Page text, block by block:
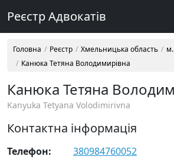
Реєстр Адвокатів
Головна Реєстр Хмельницька область
Канюка Тетяна Володимирівна
Канюка Тетяна
Kanyuka Tetyana Volodimirivna
Контактна інформація
Телефон:
380984760052